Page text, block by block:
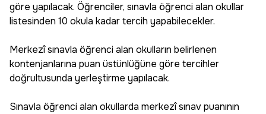
göre yapılacak. Öğrenciler, sınavla öğrenci alan okullar
listesinden 10 okula kadar tercih yapabilecekler.
Merkezî sınavla öğrenci alan okulların belirlenen
kontenjanlarına puan üstünlüğüne göre tercihler
doğrultusunda yerleştirme yapılacak.
Sınavla öğrenci alan okullarda merkezî sınav puanının